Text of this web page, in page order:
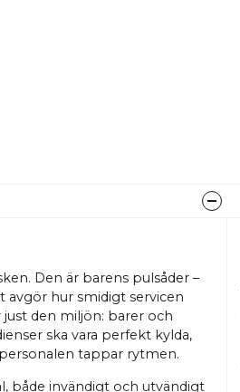
Den är barens pulsåder –
hur smidigt servicen
den miljön: barer och
ska vara perfekt kylda,
tappar rytmen.
både invändigt och utvändigt